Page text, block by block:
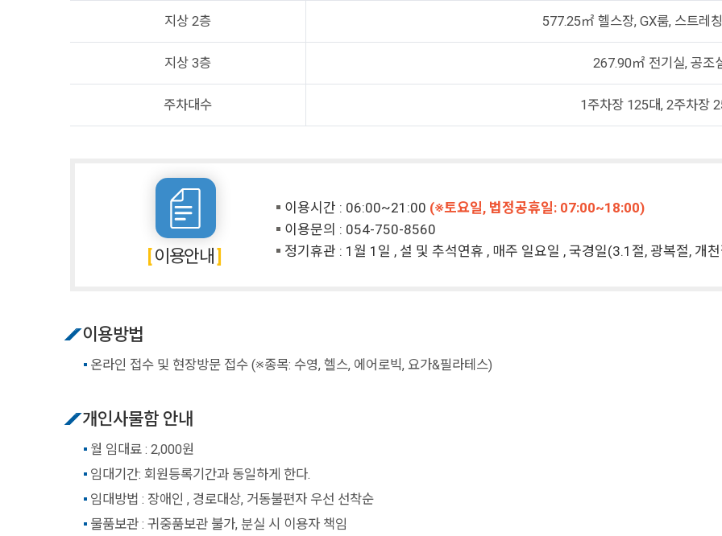
지상 2층 577.25㎡ 헬스장, GX룸, 스트레
지상 3층 267.90㎡ 전기실, 공조
주차대수 1주차장 125대, 2주차장
이용안내
이용시간 : 06:00~21:00 (※토요일, 법정공휴일: 07:00~18:00)
이용문의 : 054-750-8560
정기휴관 : 1월 1일 , 설 및 추석연휴 , 매주 일요일 , 국경일(3.1절, 광복절, 개
이용방법
온라인 접수 및 현장방문 접수 (※종목: 수영, 헬스, 에어로빅, 요가&필라테스)
개인사물함 안내
월 임대료 : 2,000원
임대기간: 회원등록기간과 동일하게 한다.
임대방법 : 장애인 , 경로대상, 거동불편자 우선 선착순
물품보관 : 귀중품보관 불가, 분실 시 이용자 책임